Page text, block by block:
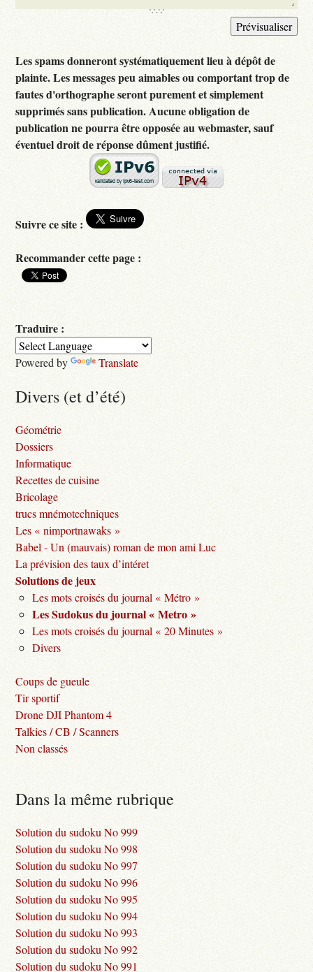
Les spams donneront systématiquement lieu à dépôt de
plainte. Les messages peu aimables ou comportant trop de
fautes d'orthographe seront purement et simplement
supprimés sans publication. Aucune obligation de
publication ne pourra être opposée au webmaster, sauf
éventuel droit de réponse dûment justifié.
Suivre ce site :
Recommander cette page :
Traduire :
Powered by Translate
Divers (et d’été)
Géométrie
Dossiers
Informatique
Recettes de cuisine
Bricolage
trucs mnémotechniques
Les « nimportnawaks »
Babel - Un (mauvais) roman de mon ami Luc
La prévision des taux d’intéret
Solutions de jeux
Les mots croisés du journal « Métro »
Les Sudokus du journal « Metro »
Les mots croisés du journal « 20 Minutes »
Divers
Coups de gueule
Tir sportif
Drone DJI Phantom 4
Talkies / CB / Scanners
Non classés
Dans la même rubrique
Solution du sudoku No 999
Solution du sudoku No 998
Solution du sudoku No 997
Solution du sudoku No 996
Solution du sudoku No 995
Solution du sudoku No 994
Solution du sudoku No 993
Solution du sudoku No 992
Solution du sudoku No 991